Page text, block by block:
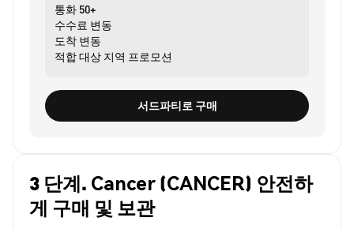
통화 50+
수수료 변동
도착 변동
적합 대상 지역 프로모션
서드파티로 구매
3 단계. Cancer (CANCER) 안전하
게 구매 및 보관